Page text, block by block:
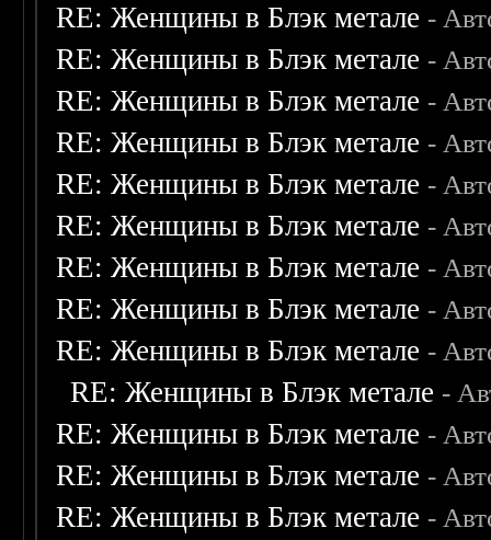
RE: Женщины в Блэк метале -
RE: Женщины в Блэк метале -
RE: Женщины в Блэк метале -
RE: Женщины в Блэк метале -
RE: Женщины в Блэк метале -
RE: Женщины в Блэк метале -
RE: Женщины в Блэк метале -
RE: Женщины в Блэк метале -
RE: Женщины в Блэк метале -
RE: Женщины в Блэк метале -
RE: Женщины в Блэк метале -
RE: Женщины в Блэк метале -
RE: Женщины в Блэк метале -